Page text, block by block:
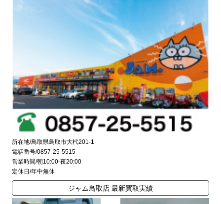
所在地/鳥取県鳥取市大杙201-1
電話番号/0857-25-5515
営業時間/朝10:00-夜20:00
定休日/年中無休
ジャム鳥取店 最新買取実績